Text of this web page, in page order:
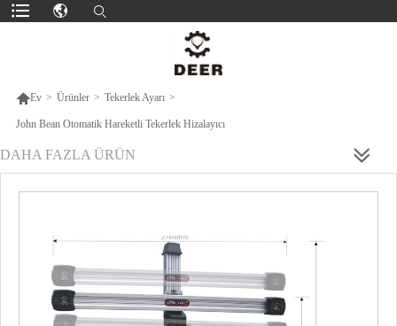
Ev > Ürünler > Tekerlek Ayarı >
John Bean Otomatik Hareketli Tekerlek Hizalayıcı
DAHA FAZLA ÜRÜN